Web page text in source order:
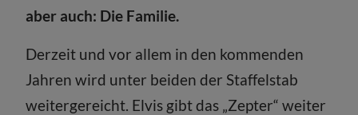
aber auch: Die Familie.
Derzeit und vor allem in den kommenden
Jahren wird unter beiden der Staffelstab
weitergereicht. Elvis gibt das „Zepter“ weiter